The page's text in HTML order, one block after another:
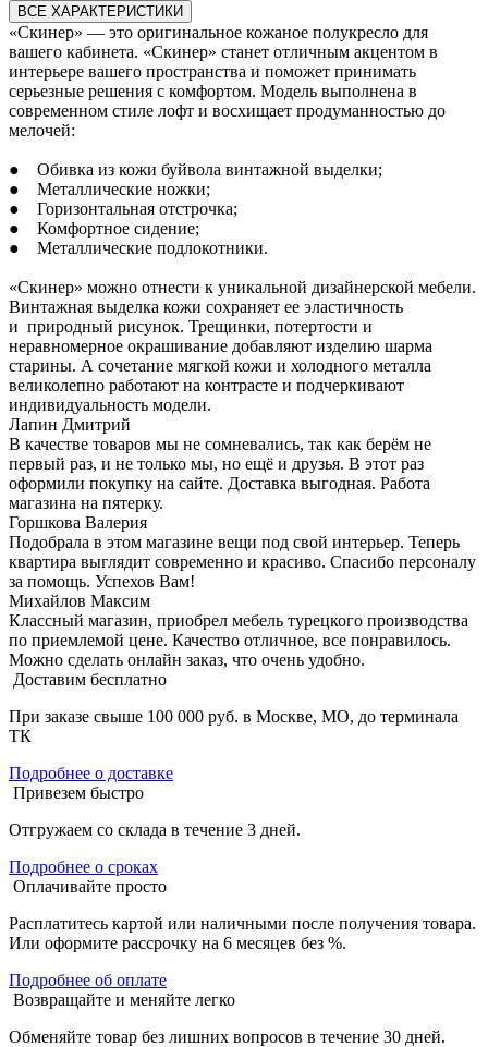
ВСЕ ХАРАКТЕРИСТИКИ
«Скинер» — это оригинальное кожаное полукресло для
вашего кабинета. «Скинер» станет отличным акцентом в
интерьере вашего пространства и поможет принимать
серьезные решения с комфортом. Модель выполнена в
современном стиле лофт и восхищает продуманностью до
мелочей:
● Обивка из кожи буйвола винтажной выделки;
● Металлические ножки;
● Горизонтальная отстрочка;
● Комфортное сидение;
● Металлические подлокотники.
«Скинер» можно отнести к уникальной дизайнерской мебели.
Винтажная выделка кожи сохраняет ее эластичность
и природный рисунок. Трещинки, потертости и
неравномерное окрашивание добавляют изделию шарма
старины. А сочетание мягкой кожи и холодного металла
великолепно работают на контрасте и подчеркивают
индивидуальность модели.
Лапин Дмитрий
В качестве товаров мы не сомневались, так как берём не
первый раз, и не только мы, но ещё и друзья. В этот раз
оформили покупку на сайте. Доставка выгодная. Работа
магазина на пятерку.
Горшкова Валерия
Подобрала в этом магазине вещи под свой интерьер. Теперь
квартира выглядит современно и красиво. Спасибо персоналу
за помощь. Успехов Вам!
Михайлов Максим
Классный магазин, приобрел мебель турецкого производства
по приемлемой цене. Качество отличное, все понравилось.
Можно сделать онлайн заказ, что очень удобно.
Доставим бесплатно
При заказе свыше 100 000 руб. в Москве, МО, до терминала
ТК
Подробнее о доставке
Привезем быстро
Отгружаем со склада в течение 3 дней.
Подробнее о сроках
Оплачивайте просто
Расплатитесь картой или наличными после получения товара.
Или оформите рассрочку на 6 месяцев без %.
Подробнее об оплате
Возвращайте и меняйте легко
Обменяйте товар без лишних вопросов в течение 30 дней.